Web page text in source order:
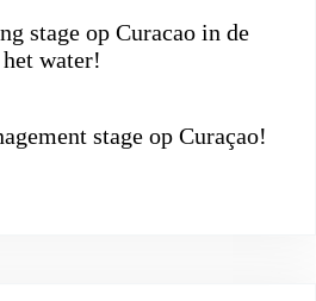
stage op Curacao in de
water!
stage op Curaçao!